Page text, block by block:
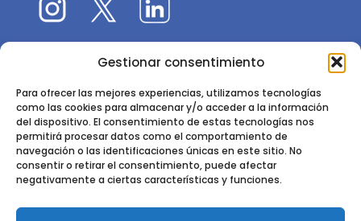
Gestionar consentimiento
Para ofrecer las mejores experiencias, utilizamos tecnologías
como las cookies para almacenar y/o acceder a la información
del dispositivo. El consentimiento de estas tecnologías nos
permitirá procesar datos como el comportamiento de
navegación o las identificaciones únicas en este sitio. No
consentir o retirar el consentimiento, puede afectar
negativamente a ciertas características y funciones.
El 9CFE es una actividad promovida por laSociedad
Instituto de Ciencias Forestales, INIA-CSIC
Ctra. de la Coruña km 7,5 - 28040 Madrid